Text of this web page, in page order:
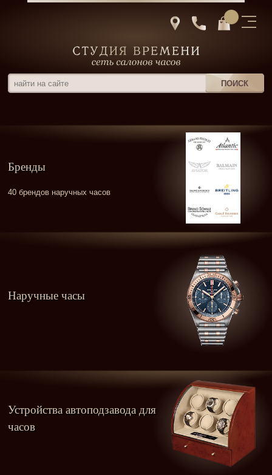
Бренды
40 брендов наручных часов
Наручные часы
Устройства автоподзавода для
часов